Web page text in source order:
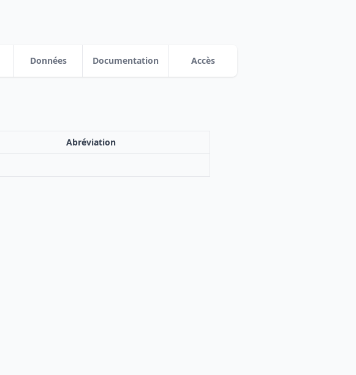
Données Documentation Accès
Abréviation